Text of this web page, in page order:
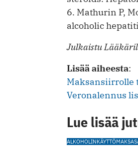
6. Mathurin P,
alcoholic
Julkaistu
Lisää aiheesta:
Maksansiirrolle
Veronalennus
Lue lisää
ALKOHOLINKÄYTTÖ